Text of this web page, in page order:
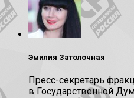
Эмилия Затолочная
Пресс-секретарь
в Государственной